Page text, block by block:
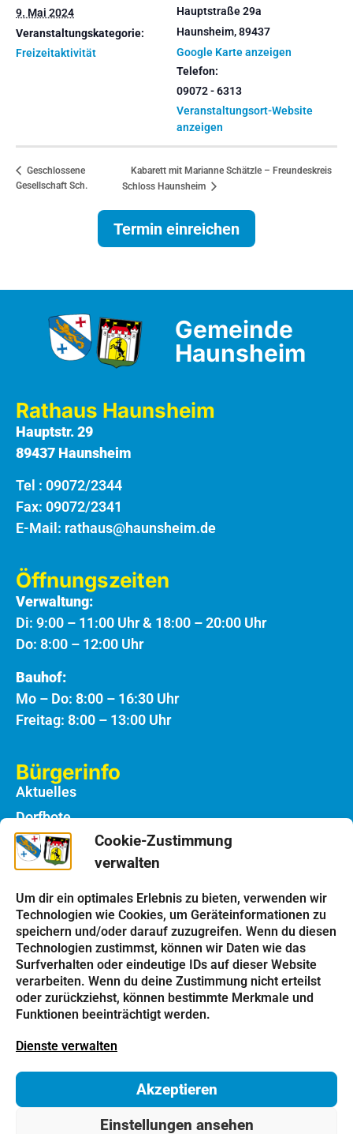
Cookie-Zustimmung
verwalten
Um dir ein optimales Erlebnis zu bieten, verwenden wir
Technologien wie Cookies, um Geräteinformationen zu
speichern und/oder darauf zuzugreifen. Wenn du diesen
Technologien zustimmst, können wir Daten wie das
Surfverhalten oder eindeutige IDs auf dieser Website
verarbeiten. Wenn du deine Zustimmung nicht erteilst
oder zurückziehst, können bestimmte Merkmale und
Funktionen beeinträchtigt werden.
Dienste verwalten
Akzeptieren
Einstellungen ansehen
9. Mai 2024
Veranstaltungskategorie:
Freizeitaktivität
Hauptstraße 29a
Haunsheim,89437
Google Karte anzeigen
Telefon:
09072 - 6313
Veranstaltungsort-Website
anzeigen
Geschlossene
Gesellschaft Sch.
Kabarett mit Marianne Schätzle – Freundeskreis
Schloss Haunsheim
Termin einreichen
Gemeinde
Haunsheim
Rathaus Haunsheim
Hauptstr. 29
89437 Haunsheim
Tel : 09072/2344
Fax: 09072/2341
E-Mail: rathaus@haunsheim.de
Öffnungszeiten
Verwaltung:
Di: 9:00 – 11:00 Uhr & 18:00 – 20:00 Uhr
Do: 8:00 – 12:00 Uhr
Bauhof:
Mo – Do: 8:00 – 16:30 Uhr
Freitag: 8:00 – 13:00 Uhr
Bürgerinfo
Aktuelles
Dorfbote
Rathaus
Notdienste
Bauhof
Einrichtungen
Kindergarten
Schulen
Kirchen
Vereine
Datenschutz
Cookie-Richtlinie